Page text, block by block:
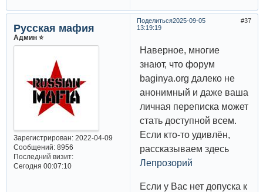
Поделиться 37
2025-09-05
13:19:19
Русская мафия
Админ ⭐️
Зарегистрирован: 2022-04-09
Сообщений:8956
Последний визит:
Сегодня 00:07:10
Наверное, многие
знают, что форум
baginya.org далеко не
анонимный и даже ваша
личная переписка может
стать доступной всем.
Если кто-то удивлён,
рассказываем здесь
Лепрозорий
Если у Вас нет допуска к